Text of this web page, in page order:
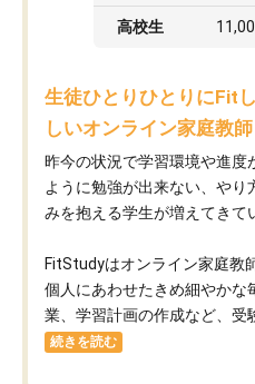
高校生
生徒ひとりひとりにFit
しいオンライン家庭教師
昨今の状況で学習環境や進度
ように勉強が出来ない、や
みを抱える学生が増えてきて
FitStudyはオンライン家庭教
個人にあわせたきめ細やかな
業、学習計画の作成など、受
続きを読む